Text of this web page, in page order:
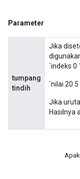
Parameter
tumpang
tindih
Jika
`indeks 0
`nilai 20 5
Jika
Hasilnya